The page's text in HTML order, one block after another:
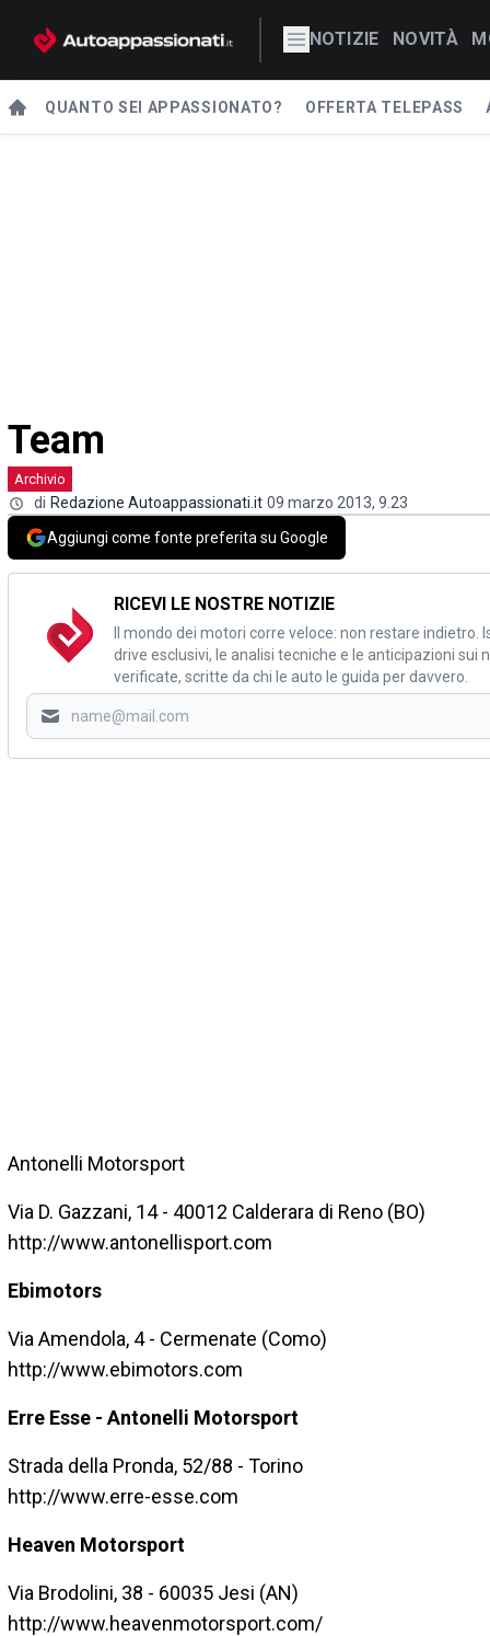
NOTIZIE NOVITÀ
QUANTO SEI APPASSIONATO? OFFERTA TELEPASS
Team
Archivio
di Redazione Autoappassionati.it 09 marzo 2013, 9.23
Aggiungi come fonte preferita su Google
RICEVI LE NOSTRE NOTIZIE
Il mondo dei motori corre veloce: non restare
drive esclusivi, le analisi tecniche e le anticipazioni
verificate, scritte da chi le auto le guida per davvero.
Antonelli Motorsport
Via D. Gazzani, 14 - 40012 Calderara di Reno (BO)
http://www.antonellisport.com
Ebimotors
Via Amendola, 4 - Cermenate (Como)
http://www.ebimotors.com
Erre Esse - Antonelli Motorsport
Strada della Pronda, 52/88 - Torino
http://www.erre-esse.com
Heaven Motorsport
Via Brodolini, 38 - 60035 Jesi (AN)
http://www.heavenmotorsport.com/